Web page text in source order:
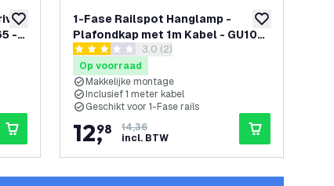
toevoegen aan verlanglijst
-
toevoegen
1-Fase Railspot Hanglamp -
Plafondkap met 1m Kabel - GU10
Fitting - Witreviews drawer openen
3 score sterren3.0 (2)
Op voorraad
Makkelijke montage
Inclusief 1 meter kabel
Geschikt voor 1-Fase rails
12,
98
14,36
incl. BTW